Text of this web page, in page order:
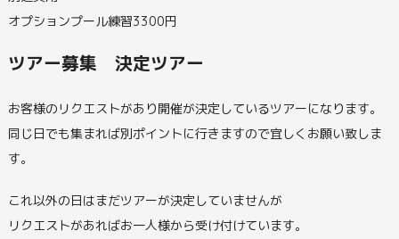
オプションプール練習3300円
ツアー募集 決定ツアー
お客様のリクエストがあり開催が決定しているツアーになります。
同じ日でも集まれば別ポイントに行きますので宜しくお願い致しま
す。
これ以外の日はまだツアーが決定していませんが
リクエストがあればお一人様から受け付けています。